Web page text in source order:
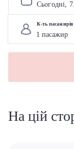
Сьогодні, 7.
К-ть пасажирів
На цій